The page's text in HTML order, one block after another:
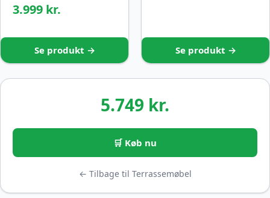
3.999 kr.
Se produkt → Se produkt →
5.749 kr.
🛒 Køb nu
← Tilbage til Terrassemøbel